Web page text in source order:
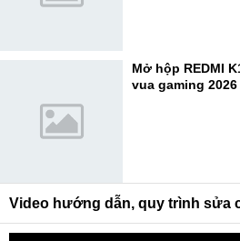
Mở hộp REDMI
vua gaming
Video hướng dẫn, quy trình sửa